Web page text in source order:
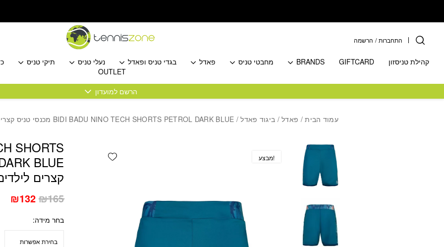
התחברות / הרשמה
קהילת טניסזון GIFTCARD
BRANDS מחבטי טניס פאדל בגדי טניס ופאדל נעלי טניס תיקי טניס
OUTLET
הרשם למועדון
עמוד הבית/ פאדל/ ביגוד פאדל/ BIDI BADU NINO TECH SHORTS PETROL DARK BLUE מכנסי טניס קצרים לילדים בידי באדו
SHORTS
קצרים
₪165
המחיר
היה:
₪132
בחר מידה
מבצע! Add wishlist